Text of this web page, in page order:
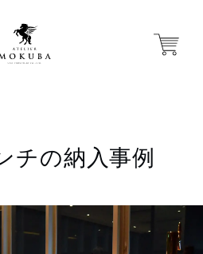
STORE
から探す
チの納入事例